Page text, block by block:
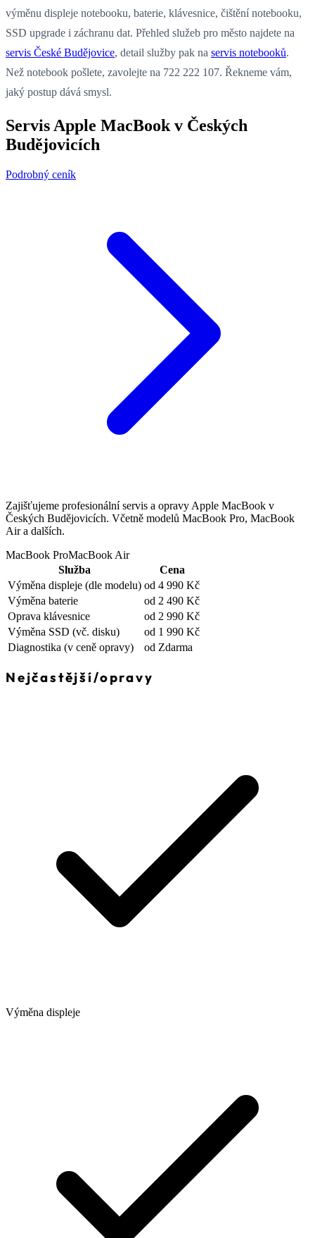
výměnu displeje notebooku, baterie, klávesnice, čištění notebooku,
SSD upgrade i záchranu dat. Přehled služeb pro město najdete na
servis České Budějovice, detail služby pak na servis notebooků.
Než notebook pošlete, zavolejte na 722 222 107. Řekneme vám,
jaký postup dává smysl.
Servis Apple MacBook v Českých
Budějovicích
Podrobný ceník
Zajišťujeme profesionální servis a opravy Apple MacBook v
Českých Budějovicích. Včetně modelů MacBook Pro, MacBook
Air a dalších.
MacBook ProMacBook Air
Služba
Cena
Výměna displeje (dle modelu) od 4 990 Kč
Výměna baterie
od 2 490 Kč
Oprava klávesnice
od 2 990 Kč
Výměna SSD (vč. disku)
od 1 990 Kč
Diagnostika (v ceně opravy) od Zdarma
Nejčastější/opravy
Výměna displeje